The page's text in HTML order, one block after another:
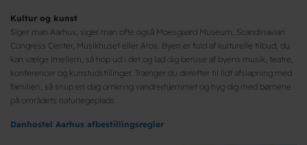
Kultur og kunst
Siger man Aarhus, siger man ofte også Moesgaard Museum, Scandinavian
Congress Center, Musikhuset eller Aros. Byen er fuld af kulturelle tilbud, du
kan vælge imellem, så hop ud i det og lad dig beruse af byens musik, teatre,
konferencer og kunstudstillinger. Trænger du derefter til lidt afslapning med
familien, så snup en dag omkring vandrerhjemmet og hyg dig med børnene
på områdets naturlegeplads.
Danhostel Aarhus afbestillingsregler